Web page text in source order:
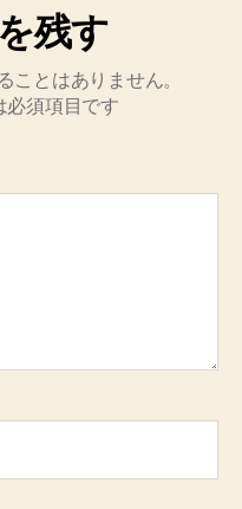
残す
ことはありません。
必須項目です